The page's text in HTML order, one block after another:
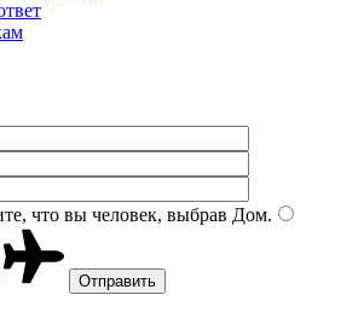
что вы человек, выбрав Дом.